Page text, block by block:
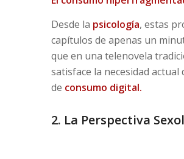
Desde la psicología, estas
capítulos de apenas un
que en una telenovela
satisface la necesidad actual
de consumo digital.
2. La Perspectiva